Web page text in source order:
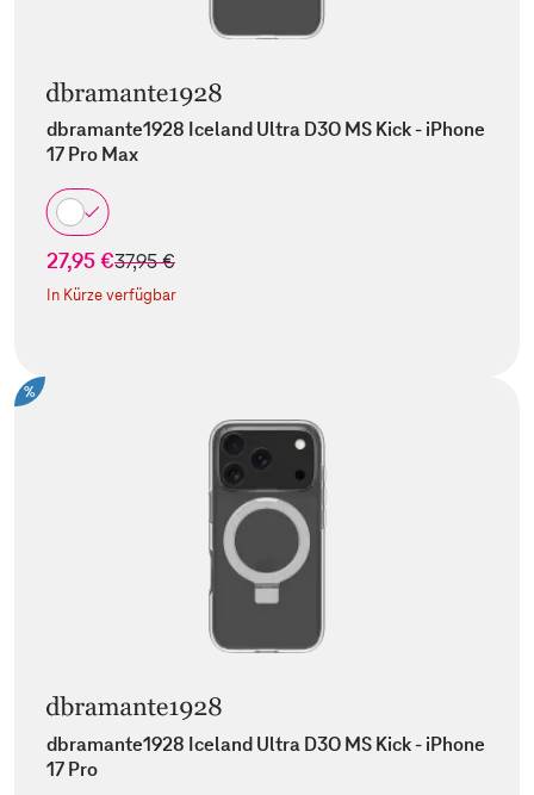
dbramante1928 Iceland Ultra D3O MS Kick - iPhone
17 Pro Max
27,95 €statt
37,95 €
In Kürze verfügbar
%
dbramante1928 Iceland Ultra D3O MS Kick - iPhone
17 Pro